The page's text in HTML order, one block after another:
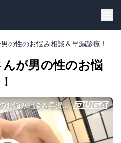
の性のお悩み相談＆早漏診療！
が男の性のお悩